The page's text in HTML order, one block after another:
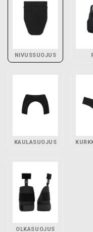
NIVUSSUOJUS
KAULASUOJUS
OLKASUOJUS